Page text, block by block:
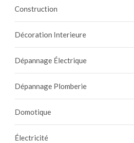
Construction
Décoration Interieure
Dépannage Électrique
Dépannage Plomberie
Domotique
Électricité